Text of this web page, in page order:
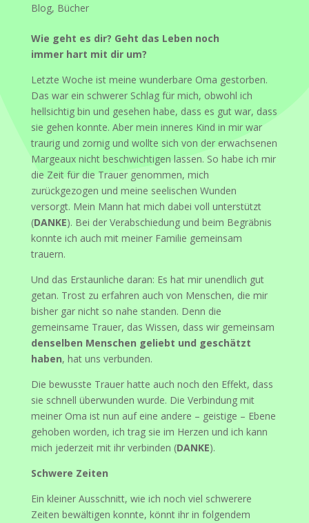
Blog, Bücher
Wie geht es dir? Geht das Leben noch
immer hart mit dir um?
Letzte Woche ist meine wunderbare Oma gestorben.
Das war ein schwerer Schlag für mich, obwohl ich
hellsichtig bin und gesehen habe, dass es gut war, dass
sie gehen konnte. Aber mein inneres Kind in mir war
traurig und zornig und wollte sich von der erwachsenen
Margeaux nicht beschwichtigen lassen. So habe ich mir
die Zeit für die Trauer genommen, mich
zurückgezogen und meine seelischen Wunden
versorgt. Mein Mann hat mich dabei voll unterstützt
(DANKE). Bei der Verabschiedung und beim Begräbnis
konnte ich auch mit meiner Familie gemeinsam
trauern.
Und das Erstaunliche daran: Es hat mir unendlich gut
getan. Trost zu erfahren auch von Menschen, die mir
bisher gar nicht so nahe standen. Denn die
gemeinsame Trauer, das Wissen, dass wir gemeinsam
denselben Menschen geliebt und geschätzt
haben, hat uns verbunden.
Die bewusste Trauer hatte auch noch den Effekt, dass
sie schnell überwunden wurde. Die Verbindung mit
meiner Oma ist nun auf eine andere – geistige – Ebene
gehoben worden, ich trag sie im Herzen und ich kann
mich jederzeit mit ihr verbinden (DANKE).
Schwere Zeiten
Ein kleiner Ausschnitt, wie ich noch viel schwerere
Zeiten bewältigen konnte, könnt ihr in folgendem